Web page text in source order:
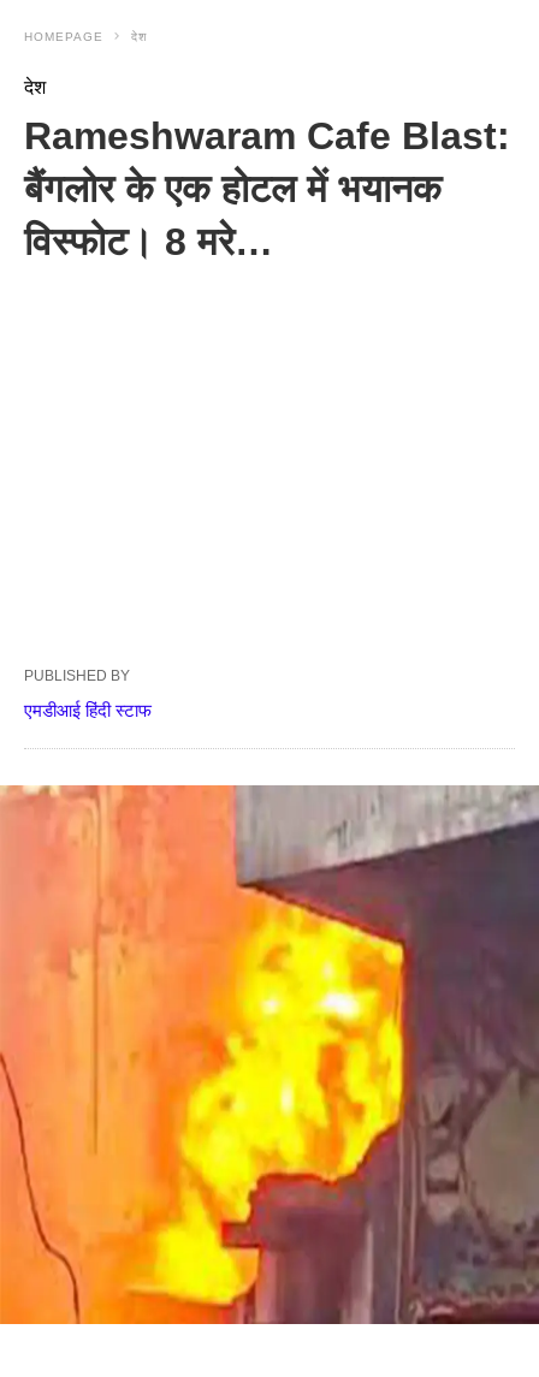
HOMEPAGE देश
देश
Rameshwaram Cafe Blast:
बैंगलोर के एक होटल में भयानक
विस्फोट। 8 मरे…
PUBLISHED BY
एमडीआई हिंदी स्टाफ